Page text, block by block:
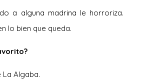
a alguna madrina le horroriza.
lo bien que queda.
La Algaba.